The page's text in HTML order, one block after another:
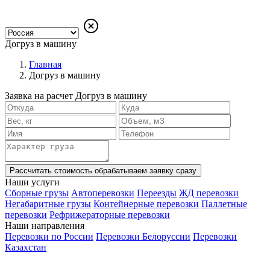
Догруз в машину
Главная
Догруз в машину
Заявка на расчет Догруз в машину
Рассчитать стоимость обрабатываем заявку сразу
Наши услуги
Сборные грузы Автоперевозки Переезды ЖД перевозки
Негабаритные грузы Контейнерные перевозки Паллетные
перевозки Рефрижераторные перевозки
Наши направления
Перевозки по России Перевозки Белоруссии Перевозки
Казахстан